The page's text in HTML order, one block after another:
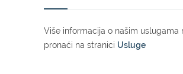
Više informacija o našim uslugama
pronaći na stranici Usluge